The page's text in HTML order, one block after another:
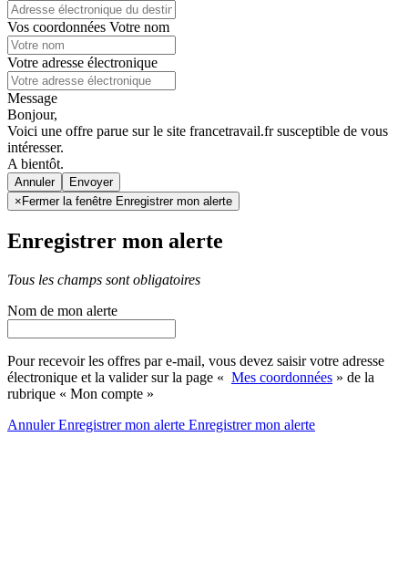
Vos coordonnées Votre nom
Votre adresse électronique
Message
Bonjour,
Voici une offre parue sur le site francetravail.fr susceptible de vous
intéresser.
A bientôt.
Annuler
× Fermer la fenêtre Enregistrer mon alerte
Enregistrer mon alerte
Tous les champs sont obligatoires
Nom de mon alerte
Pour recevoir les offres par e-mail, vous devez saisir votre adresse
électronique et la valider sur la page « Mes coordonnées » de la
rubrique « Mon compte »
AnnulerEnregistrer mon alerte Enregistrermon alerte